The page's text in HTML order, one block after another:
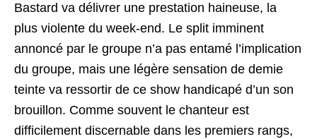
Bastard va délivrer une prestation haineuse, la
plus violente du week-end. Le split imminent
annoncé par le groupe n’a pas entamé l’implication
du groupe, mais une légère sensation de demie
teinte va ressortir de ce show handicapé d’un son
brouillon. Comme souvent le chanteur est
difficilement discernable dans les premiers rangs,